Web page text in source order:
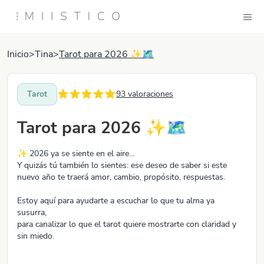
Inicio>Tina>Tarot para 2026 ✨🗺️
Tarot 93 valoraciones
Tarot para 2026 ✨🗺️
✨ 2026 ya se siente en el aire…
Y quizás tú también lo sientes: ese deseo de saber si este
nuevo año te traerá amor, cambio, propósito, respuestas.
Estoy aquí para ayudarte a escuchar lo que tu alma ya
susurra,
para canalizar lo que el tarot quiere mostrarte con claridad y
sin miedo.